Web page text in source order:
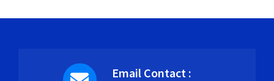
Email Contact :